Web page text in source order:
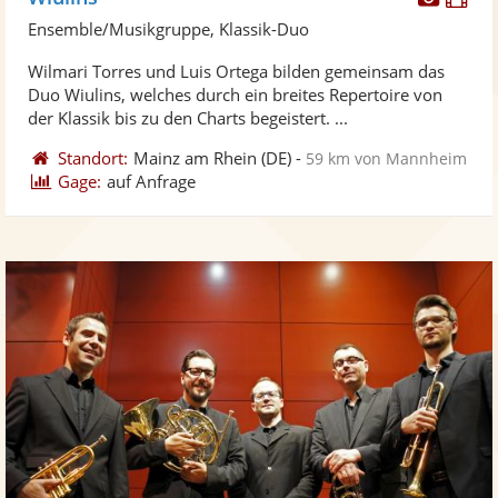
Fotos
Ensemble/Musikgruppe, Klassik-Duo
Wilmari Torres und Luis Ortega bilden gemeinsam das
Duo Wiulins, welches durch ein breites Repertoire von
der Klassik bis zu den Charts begeistert. ...
Standort: Mainz am Rhein (DE) - 59 km von Mannheim
Gage: auf Anfrage